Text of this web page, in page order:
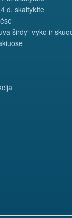
d. skaitykite
širdy“ vyko ir